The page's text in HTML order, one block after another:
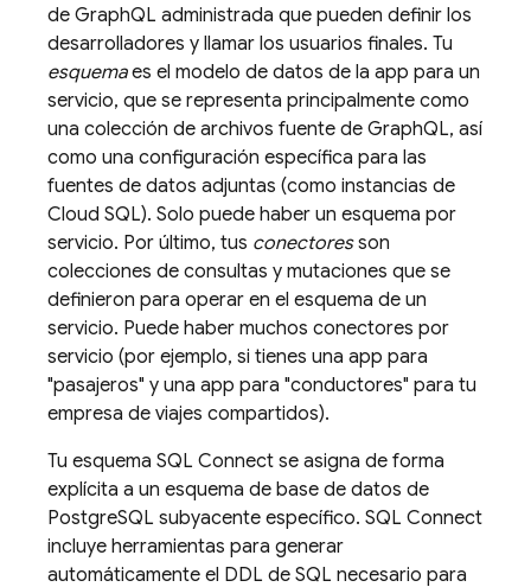
de GraphQL administrada que pueden definir los
desarrolladores y llamar los usuarios finales. Tu
esquemaes el modelo de datos de la app para un
servicio, que se representa principalmente como
una colección de archivos fuente de GraphQL, así
como una configuración específica para las
fuentes de datos adjuntas (como instancias de
Cloud SQL). Solo puede haber un esquema por
servicio. Por último, tus conectoresson
colecciones de consultas y mutaciones que se
definieron para operar en el esquema de un
servicio. Puede haber muchos conectores por
servicio (por ejemplo, si tienes una app para
"pasajeros" y una app para "conductores" para tu
empresa de viajes compartidos).
Tu esquema SQL Connect se asigna de forma
explícita a un esquema de base de datos de
PostgreSQL subyacente específico. SQL Connect
incluye herramientas para generar
automáticamente el DDL de SQL necesario para